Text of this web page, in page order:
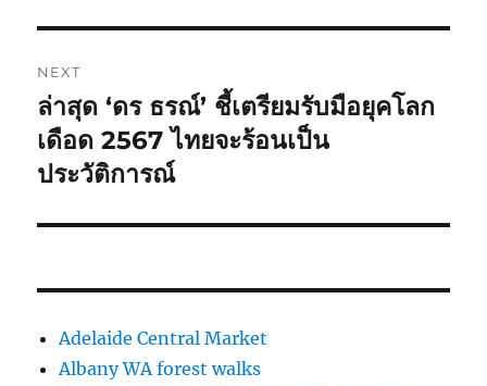
NEXT
Next
post:
ล่าสุด ‘ดร ธรณ์’ ชี้เตรียมรับมือยุคโลก
เดือด 2567 ไทยจะร้อนเป็น
ประวัติการณ์
Adelaide Central Market
Albany WA forest walks